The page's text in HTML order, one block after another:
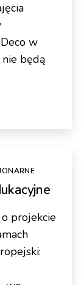
w
będą
projekcie